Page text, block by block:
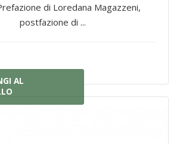
di Loredana Magazzeni,
postfazione di ...
AL